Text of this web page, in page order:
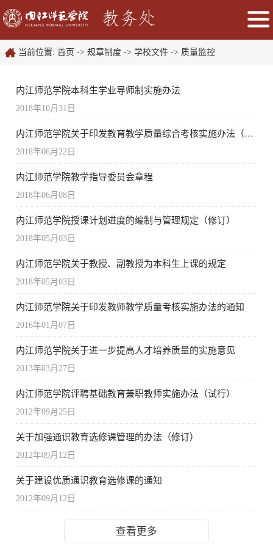
当前位置: 首页 -> 规章制度 -> 学校文件 -> 质量监控
内江师范学院本科生学业导师制实施办法
2018年10月31日
内江师范学院关于印发教育教学质量综合考核实施办法（试行）的通知
2018年06月22日
内江师范学院教学指导委员会章程
2018年06月08日
内江师范学院授课计划进度的编制与管理规定（修订）
2018年05月03日
内江师范学院关于教授、副教授为本科生上课的规定
2018年05月03日
内江师范学院关于印发教师教学质量考核实施办法的通知
2016年01月07日
内江师范学院关于进一步提高人才培养质量的实施意见
2013年03月27日
内江师范学院评聘基础教育兼职教师实施办法（试行）
2012年09月25日
关于加强通识教育选修课管理的办法（修订）
2012年09月12日
关于建设优质通识教育选修课的通知
2012年09月12日
查看更多